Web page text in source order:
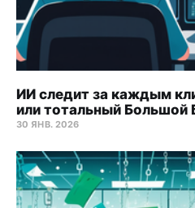
ИИ следит за каждым
или тотальный Большой
30 ЯНВ. 2026